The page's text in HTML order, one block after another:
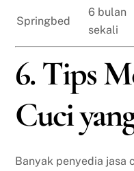
Springbed
6 bulan
sekali
6. Tips
Cuci
Banyak penyedia jasa